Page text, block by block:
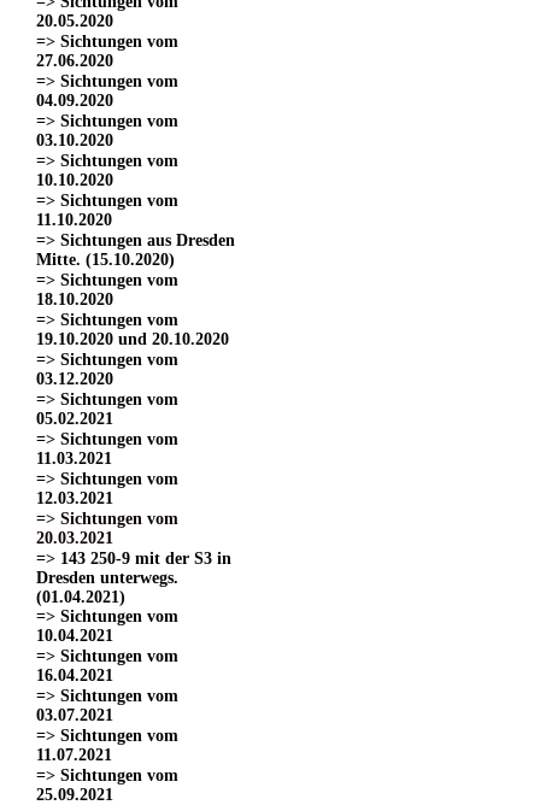
20.05.2020
=> Sichtungen vom
27.06.2020
=> Sichtungen vom
04.09.2020
=> Sichtungen vom
03.10.2020
=> Sichtungen vom
10.10.2020
=> Sichtungen vom
11.10.2020
=> Sichtungen aus Dresden
Mitte. (15.10.2020)
=> Sichtungen vom
18.10.2020
=> Sichtungen vom
19.10.2020 und 20.10.2020
=> Sichtungen vom
03.12.2020
=> Sichtungen vom
05.02.2021
=> Sichtungen vom
11.03.2021
=> Sichtungen vom
12.03.2021
=> Sichtungen vom
20.03.2021
=> 143 250-9 mit der S3 in
Dresden unterwegs.
(01.04.2021)
=> Sichtungen vom
10.04.2021
=> Sichtungen vom
16.04.2021
=> Sichtungen vom
03.07.2021
=> Sichtungen vom
11.07.2021
=> Sichtungen vom
25.09.2021